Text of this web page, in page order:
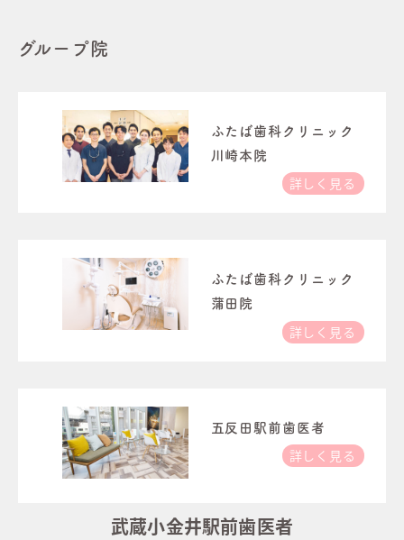
グループ院
ふたば歯科クリニック
川崎本院
詳しく見る
ふたば歯科クリニック
蒲田院
詳しく見る
五反田駅前歯医者
詳しく見る
武蔵小金井駅前歯医者